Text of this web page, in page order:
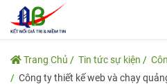
Trang Chủ Tin tức sự kiện
Công ty thiết kế web và chạy